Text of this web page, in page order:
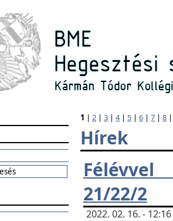
1 | 2 | 3 | 4| 5 | 6 | 7 | 8
Hírek
21/22/2
2022. 02. 16. -